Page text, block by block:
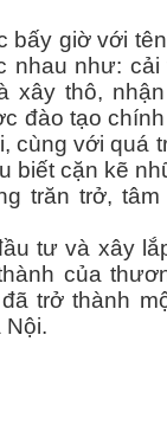
bấy giờ với
nhau như: cải
xây thô,
đào tạo
cùng với quá
biết cặn kẽ
trăn trở,
tư và xây
của
trở thành
Nội.